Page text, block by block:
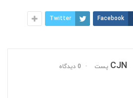
Facebook
Twitter
CJN 0 دیدگاه